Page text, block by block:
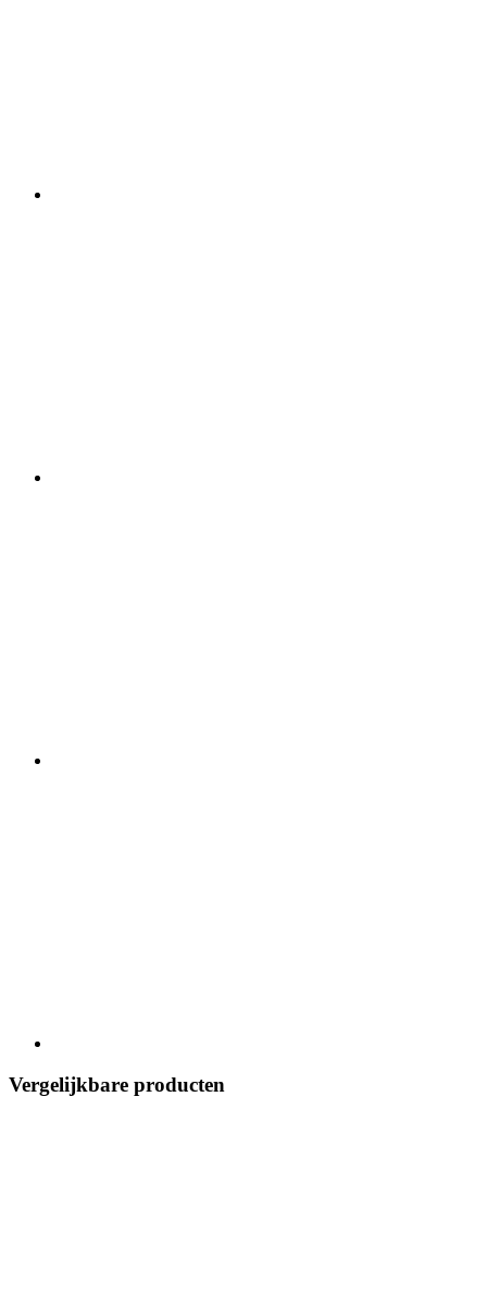
Vergelijkbare producten